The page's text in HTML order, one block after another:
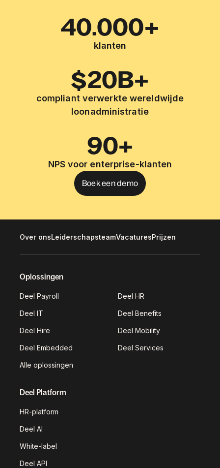
40.000+
klanten
$20B+
compliant verwerkte wereldwijde
loonadministratie
90+
NPS voor enterprise-klanten
Boek een demo
Over onsLeiderschapsteamVacaturesPrijzen
Oplossingen
Deel Payroll Deel HR
Deel IT Deel Benefits
Deel Hire Deel Mobility
Deel Embedded Deel Services
Alle oplossingen
Deel Platform
HR-platform
Deel AI
White-label
Deel API